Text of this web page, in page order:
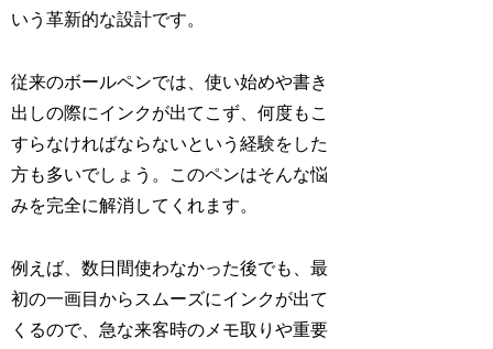
いう革新的な設計です。
従来のボールペンでは、使い始めや書き
出しの際にインクが出てこず、何度もこ
すらなければならないという経験をした
方も多いでしょう。このペンはそんな悩
みを完全に解消してくれます。
例えば、数日間使わなかった後でも、最
初の一画目からスムーズにインクが出て
くるので、急な来客時のメモ取りや重要